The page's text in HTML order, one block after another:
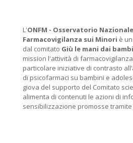
L'ONFM - Osservatorio
Farmacovigilanza sui Minori è
dal comitato Giù le mani dai
mission l'attività di
particolare iniziative di contrasto
di psicofarmaci su bambini e
giova del supporto del Comitato
alimenta di contenuti le azioni di
sensibilizzazione promosse